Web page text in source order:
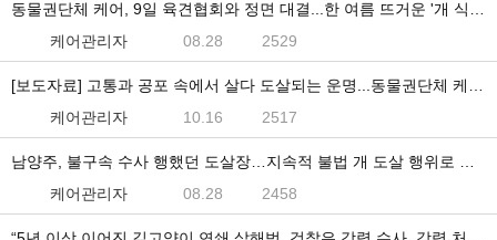
케어관리자
08.28 2529
케어관리자
10.16 2517
케어관리자
08.28 2458